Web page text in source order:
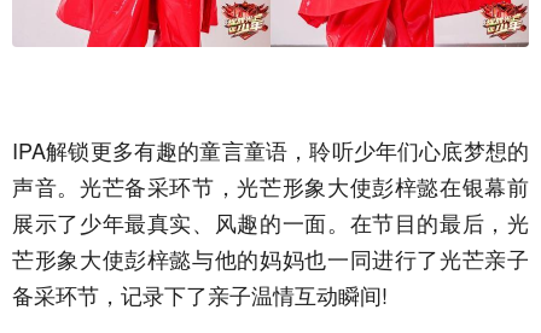
IPA解锁更多有趣的童言童语，聆听少年们心底梦想的
声音。光芒备采环节，光芒形象大使彭梓懿在银幕前
展示了少年最真实、风趣的一面。在节目的最后，光
芒形象大使彭梓懿与他的妈妈也一同进行了光芒亲子
备采环节，记录下了亲子温情互动瞬间!